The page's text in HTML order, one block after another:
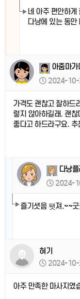
네 아주 편안하게
다낭에 있는 동안
아줌마가
2024-10-
가격도 괜찮고 잘하드
렇지 않아하길래. 괜
좋다고 하드라구요. 추
다낭
2024-
즐기셧음 됏져.~~
혀기
2024-10-
아주 만족한 마사지였